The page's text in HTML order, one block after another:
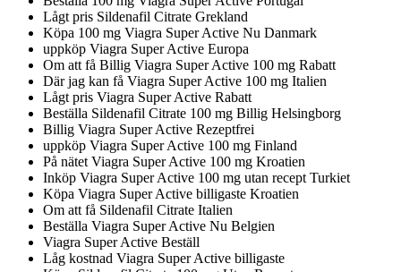
Lågt pris Sildenafil Citrate Grekland
Köpa 100 mg Viagra Super Active Nu Danmark
uppköp Viagra Super Active Europa
Om att få Billig Viagra Super Active 100 mg Rabatt
Där jag kan få Viagra Super Active 100 mg Italien
Lågt pris Viagra Super Active Rabatt
Beställa Sildenafil Citrate 100 mg Billig Helsingborg
Billig Viagra Super Active Rezeptfrei
uppköp Viagra Super Active 100 mg Finland
På nätet Viagra Super Active 100 mg Kroatien
Inköp Viagra Super Active 100 mg utan recept Turkiet
Köpa Viagra Super Active billigaste Kroatien
Om att få Sildenafil Citrate Italien
Beställa Viagra Super Active Nu Belgien
Viagra Super Active Beställ
Låg kostnad Viagra Super Active billigaste